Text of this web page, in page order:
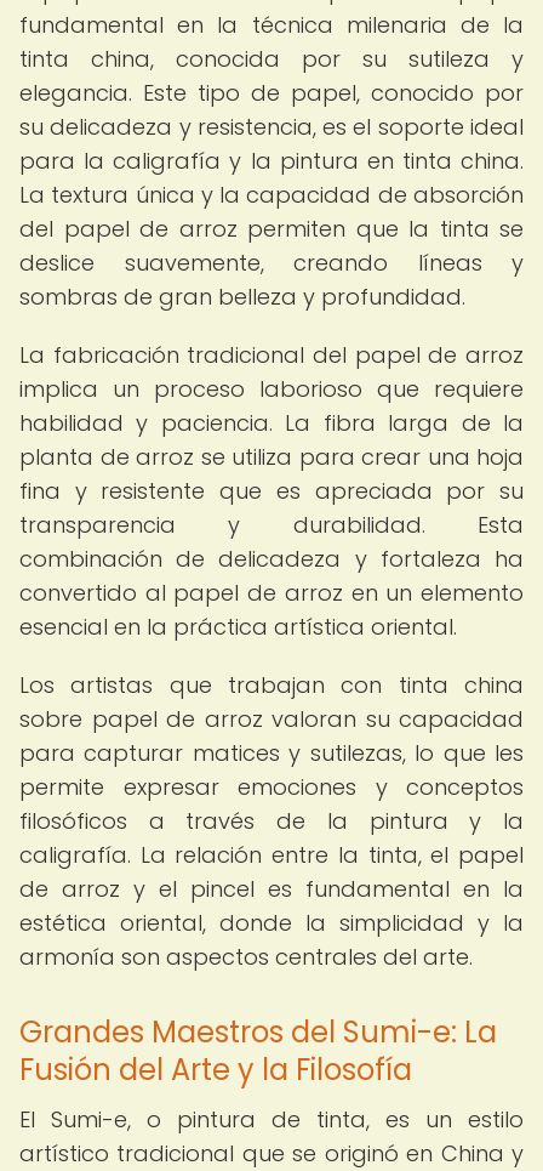
fundamental en la técnica milenaria de la
tinta china, conocida por su sutileza y
elegancia. Este tipo de papel, conocido por
su delicadeza y resistencia, es el soporte ideal
para la caligrafía y la pintura en tinta china.
La textura única y la capacidad de absorción
del papel de arroz permiten que la tinta se
deslice suavemente, creando líneas y
sombras de gran belleza y profundidad.
La fabricación tradicional del papel de arroz
implica un proceso laborioso que requiere
habilidad y paciencia. La fibra larga de la
planta de arroz se utiliza para crear una hoja
fina y resistente que es apreciada por su
transparencia y durabilidad. Esta
combinación de delicadeza y fortaleza ha
convertido al papel de arroz en un elemento
esencial en la práctica artística oriental.
Los artistas que trabajan con tinta china
sobre papel de arroz valoran su capacidad
para capturar matices y sutilezas, lo que les
permite expresar emociones y conceptos
filosóficos a través de la pintura y la
caligrafía. La relación entre la tinta, el papel
de arroz y el pincel es fundamental en la
estética oriental, donde la simplicidad y la
armonía son aspectos centrales del arte.
Grandes Maestros del Sumi-e: La
Fusión del Arte y la Filosofía
El Sumi-e, o pintura de tinta, es un estilo
artístico tradicional que se originó en China y